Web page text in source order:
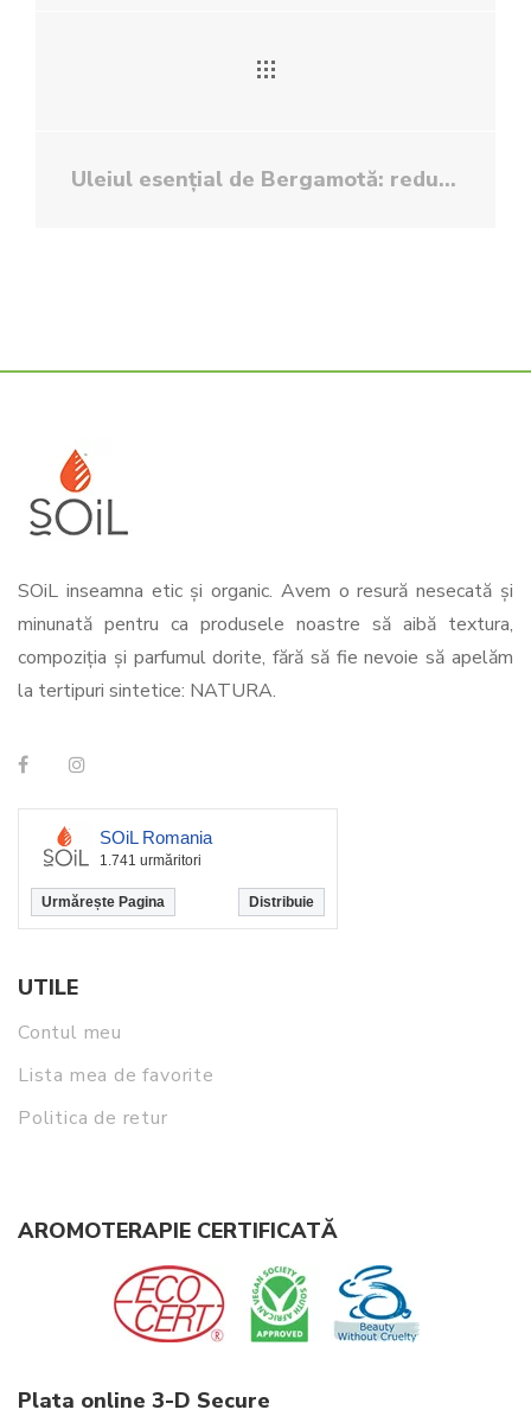
Uleiul esențial de Bergamotă: reduce inflamațiile și stresul, combate acneea și problemele digestive
SOiL inseamna etic și organic. Avem o resură nesecată și
minunată pentru ca produsele noastre să aibă textura,
compoziția și parfumul dorite, fără să fie nevoie să apelăm
la tertipuri sintetice: NATURA.
SOiL Romania
1.741 urmăritori
Urmărește Pagina Distribuie
UTILE
Contul meu
Lista mea de favorite
Politica de retur
AROMOTERAPIE CERTIFICATĂ
Plata online 3-D Secure